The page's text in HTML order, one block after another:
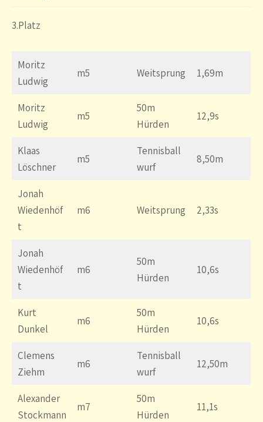
3.Platz
Moritz
Ludwig
m5 Weitsprung 1,69m
Moritz
Ludwig
m5
50m
Hürden
12,9s
Klaas
Löschner
m5
Tennisball
wurf
8,50m
Jonah
Wiedenhöf
t
m6 Weitsprung 2,33s
Jonah
Wiedenhöf
t
m6
50m
Hürden
10,6s
Kurt
Dunkel
m6
50m
Hürden
10,6s
Clemens
Ziehm
m6
Tennisball
wurf
12,50m
Alexander
Stockmann
m7
50m
Hürden
11,1s